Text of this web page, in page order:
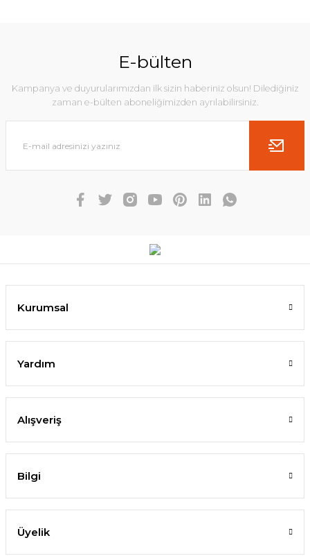
E-bülten
Kampanya ve duyurularımızdan ilk sizin haberiniz olsun! Dilediğiniz
zaman e-bülten aboneliğimizden ayrılabilirsiniz.
Kurumsal
Yardım
Alışveriş
Bilgi
Üyelik